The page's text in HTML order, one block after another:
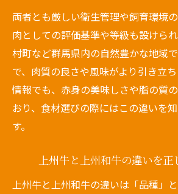
両者とも厳しい衛生管理や飼育環境の
肉としての評価基準や等級も設けら
村町など群馬県内の自然豊かな地域
で、肉質の良さや風味がより引き立
情報でも、赤身の美味しさや脂の質
おり、食材選びの際にはこの違いを
す。
上州牛と上州和牛の違いを正
上州牛と上州和牛の違いは「品種」